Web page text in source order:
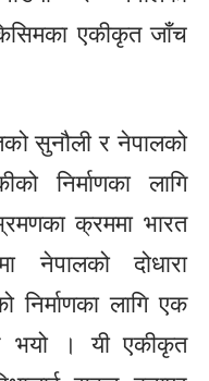
एकीकृत जाँच
सुनौली र नेपालको
निर्माणका लागि
क्रममा भारत
नेपालको दोधारा
निर्माणका लागि एक
भयो । यी एकीकृत